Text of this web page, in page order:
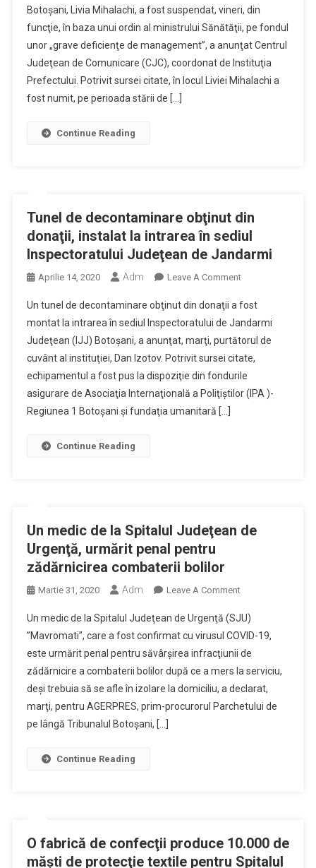
Judeţean
De
Urgenţă
‘Mavromati’,
Suspendat
Botoşani, Livia Mihalachi, a fost suspendat, vineri, din
funcţie, în baza unui ordin al ministrului Sănătăţii, pe fondul
unor „grave deficienţe de management”, a anunţat Centrul
Judeţean de Comunicare (CJC), coordonat de Instituţia
Prefectului. Potrivit sursei citate, în locul Liviei Mihalachi a
fost numit, pe perioada stării de […]
Continue Reading
Tunel de decontaminare obţinut din
donaţii, instalat la intrarea în sediul
Inspectoratului Judeţean de Jandarmi
Aprilie 14, 2020 Adm Leave A CommentOn
De
Decontaminare
Obţinut
Din
Donaţii,
Instalat
Un tunel de decontaminare obţinut din donaţii a fost
montat la intrarea în sediul Inspectoratului de Jandarmi
Judeţean (IJJ) Botoşani, a anunţat, marţi, purtătorul de
cuvânt al instituţiei, Dan Izotov. Potrivit sursei citate,
echipamentul a fost pus la dispoziţie din fondurile
asigurare de Asociaţia Internaţională a Poliţiştilor (IPA )-
Regiunea 1 Botoşani şi fundaţia umanitară […]
Continue Reading
Un medic de la Spitalul Judeţean de
Urgenţă, urmărit penal pentru
zădărnicirea combaterii bolilor
Martie 31, 2020 Adm Leave A CommentOn
Medic
De
La
Spitalul
Judeţean
De
Un medic de la Spitalul Judeţean de Urgenţă (SJU)
”Mavromati”, care a fost confirmat cu virusul COVID-19,
este urmărit penal pentru săvârşirea infracţiunii de
zădărnicire a combaterii bolilor după ce a mers la serviciu,
deşi trebuia să se afle în izolare la domiciliu, a declarat,
marţi, pentru AGERPRES, prim-procurorul Parchetului de
pe lângă Tribunalul Botoşani, […]
Continue Reading
O fabrică de confecţii produce 10.000 de
măşti de protecţie textile pentru Spitalul